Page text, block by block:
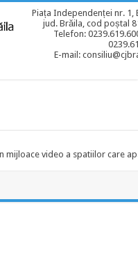
Piața Independenței nr. 1,
jud. Brăila, cod poștal
Telefon:
E-mail:
mijloace video a spatiilor care